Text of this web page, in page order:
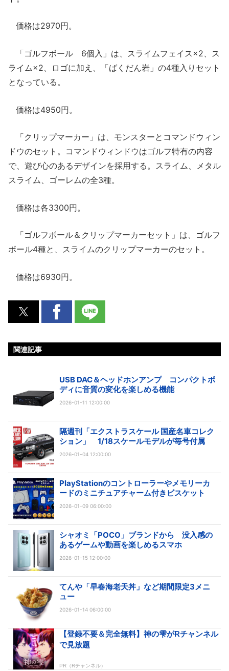
価格は2970円。
「ゴルフボール 6個入」は、スライムフェイス×2、ス
ライム×2、ロゴに加え、「ばくだん岩」の4種入りセット
となっている。
価格は4950円。
「クリップマーカー」は、モンスターとコマンドウィン
ドウのセット。コマンドウィンドウはゴルフ特有の内容
で、遊び心のあるデザインを採用する。スライム、メタル
スライム、ゴーレムの全3種。
価格は各3300円。
「ゴルフボール＆クリップマーカーセット」は、ゴルフ
ボール4種と、スライムのクリップマーカーのセット。
価格は6930円。
関連記事
USB DAC＆ヘッドホンアンプ コンパクトボ
ディに音質の変化を楽しめる機能
2026-01-11 12:00:00
隔週刊「エクストラスケール 国産名車コレク
ション」 1/18スケールモデルが毎号付属
2026-01-04 12:00:00
PlayStationのコントローラーやメモリーカ
ードのミニチュアチャーム付きビスケット
2026-01-09 06:00:00
シャオミ「POCO」ブランドから 没入感の
あるゲームや動画を楽しめるスマホ
2026-01-15 12:00:00
てんや「早春海老天丼」など期間限定3メニ
ュー
2026-01-14 06:00:00